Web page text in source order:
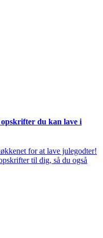
du kan lave i
for at lave julegodter!
til dig, så du også